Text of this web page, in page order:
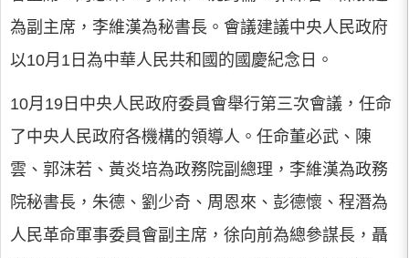
為副主席，李維漢為秘書長。會議建議中央人民政府
以10月1日為中華人民共和國的國慶紀念日。
10月19日中央人民政府委員會舉行第三次會議，任命
了中央人民政府各機構的領導人。任命董必武、陳
雲、郭沫若、黃炎培為政務院副總理，李維漢為政務
院秘書長，朱德、劉少奇、周恩來、彭德懷、程潛為
人民革命軍事委員會副主席，徐向前為總參謀長，聶